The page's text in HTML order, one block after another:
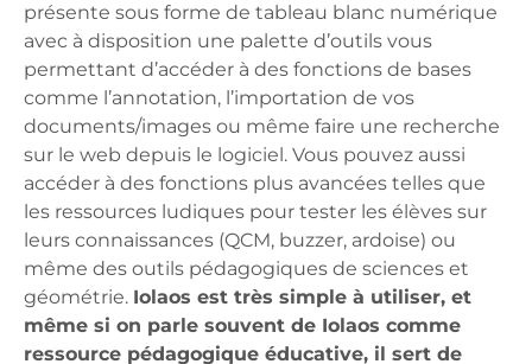
présente sous forme de tableau blanc numérique
avec à disposition une palette d’outils vous
permettant d’accéder à des fonctions de bases
comme l’annotation, l’importation de vos
documents/images ou même faire une recherche
sur le web depuis le logiciel. Vous pouvez aussi
accéder à des fonctions plus avancées telles que
les ressources ludiques pour tester les élèves sur
leurs connaissances (QCM, buzzer, ardoise) ou
même des outils pédagogiques de sciences et
géométrie. Iolaos est très simple à utiliser, et
même si on parle souvent de Iolaos comme
ressource pédagogique éducative, il sert de